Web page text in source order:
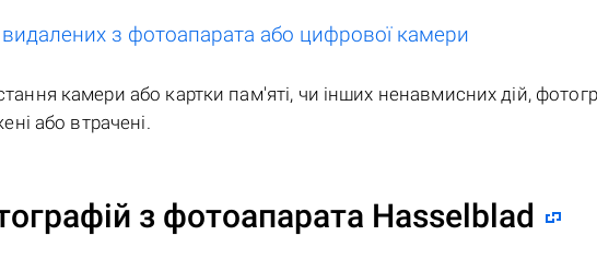
з фотоапарата або цифрової камери
камери або картки пам'яті, чи інших ненавмисних дій,
або втрачені.
з фотоапарата Hasselblad